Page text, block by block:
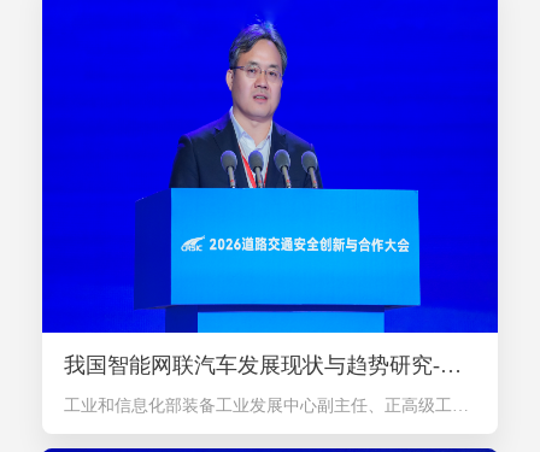
我国智能网联汽车发展现状与趋势研究-刘法旺
工业和信息化部装备工业发展中心副主任、正高级工程师